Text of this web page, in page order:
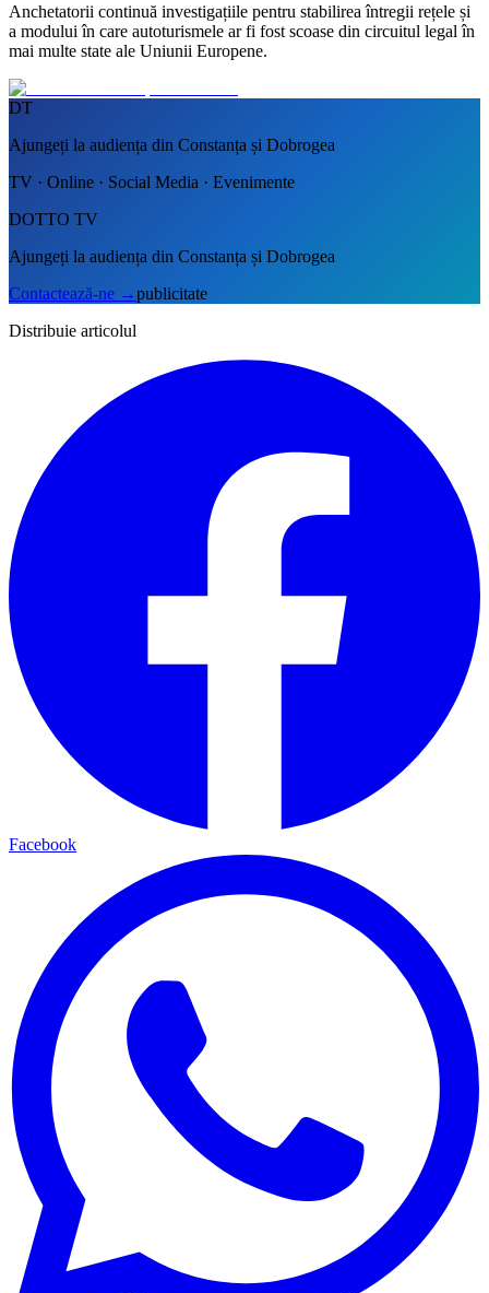
Anchetatorii continuă investigațiile pentru stabilirea întregii rețele și
a modului în care autoturismele ar fi fost scoase din circuitul legal în
mai multe state ale Uniunii Europene.
DT
Ajungeți la audiența din Constanța și Dobrogea
TV · Online · Social Media · Evenimente
DOTTO TV
Ajungeți la audiența din Constanța și Dobrogea
Contactează-ne →publicitate
Distribuie articolul
Facebook